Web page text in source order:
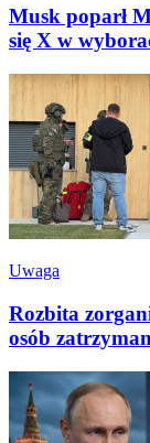
Musk poparł
się X w
Uwaga
Rozbita
osób